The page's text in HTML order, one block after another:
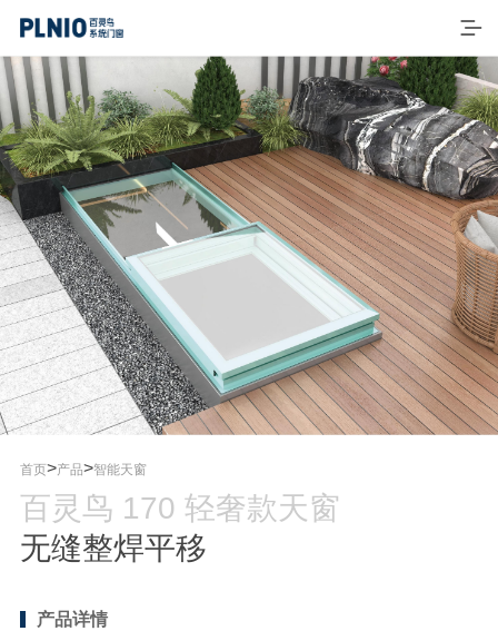
首页
产品
窗系列
门系列
智能天窗
品牌
首页>产品>智能天窗
百灵鸟 170 轻奢款天窗
无缝整焊平移
产品详情